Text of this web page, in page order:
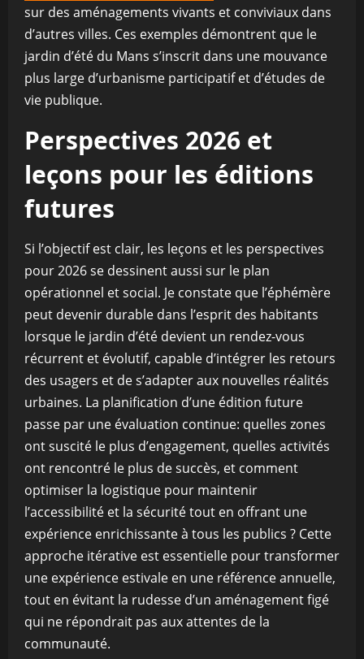
sur des aménagements vivants et conviviaux dans
d’autres villes. Ces exemples démontrent que le
jardin d’été du Mans s’inscrit dans une mouvance
plus large d’urbanisme participatif et d’études de
vie publique.
Perspectives 2026 et
leçons pour les éditions
futures
Si l’objectif est clair, les leçons et les perspectives
pour 2026 se dessinent aussi sur le plan
opérationnel et social. Je constate que l’éphémère
peut devenir durable dans l’esprit des habitants
lorsque le jardin d’été devient un rendez-vous
récurrent et évolutif, capable d’intégrer les retours
des usagers et de s’adapter aux nouvelles réalités
urbaines. La planification d’une édition future
passe par une évaluation continue: quelles zones
ont suscité le plus d’engagement, quelles activités
ont rencontré le plus de succès, et comment
optimiser la logistique pour maintenir
l’accessibilité et la sécurité tout en offrant une
expérience enrichissante à tous les publics ? Cette
approche itérative est essentielle pour transformer
une expérience estivale en une référence annuelle,
tout en évitant la rudesse d’un aménagement figé
qui ne répondrait pas aux attentes de la
communauté.